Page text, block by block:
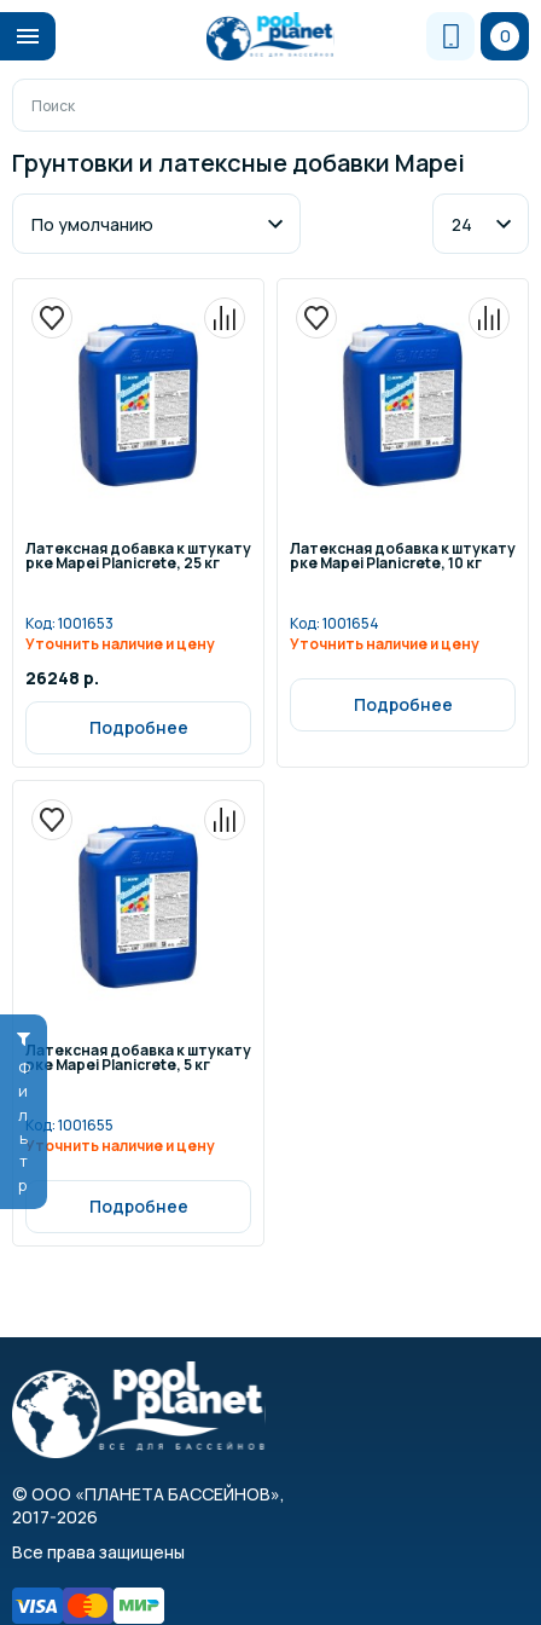
0
Фильтр
Грунтовки и латексные добавки Mapei
Латексная добавка к штукату
рке Mapei Planicrete, 25 кг
Код:1001653
Уточнить наличие и цену
26248 р.
Подробнее
Латексная добавка к штукату
рке Mapei Planicrete, 10 кг
Код:1001654
Уточнить наличие и цену
Подробнее
Латексная добавка к штукату
рке Mapei Planicrete, 5 кг
Код:1001655
Уточнить наличие и цену
Подробнее
© ООО «ПЛАНЕТА БАССЕЙНОВ»,
2017-2026
Все права защищены